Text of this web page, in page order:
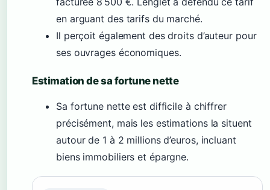
en arguant des tarifs du marché.
Il perçoit également des droits d’auteur pour
ses ouvrages économiques.
Estimation de sa fortune nette
Sa fortune nette est difficile à chiffrer
précisément, mais les estimations la situent
autour de 1 à 2 millions d’euros, incluant
biens immobiliers et épargne.